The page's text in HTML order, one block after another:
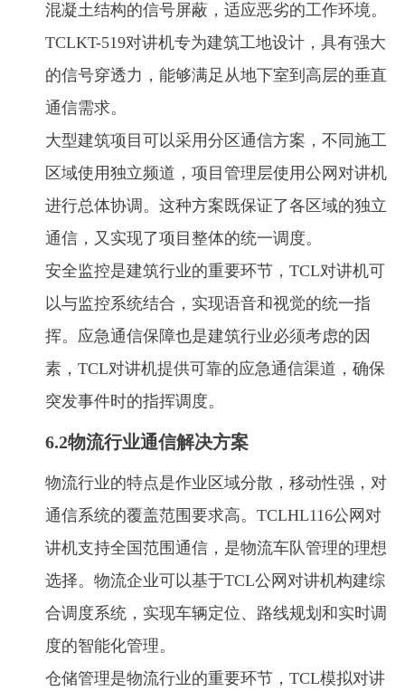
混凝土结构的信号屏蔽，适应恶劣的工作环境。
TCLKT-519对讲机专为建筑工地设计，具有强大
的信号穿透力，能够满足从地下室到高层的垂直
通信需求。
大型建筑项目可以采用分区通信方案，不同施工
区域使用独立频道，项目管理层使用公网对讲机
进行总体协调。这种方案既保证了各区域的独立
通信，又实现了项目整体的统一调度。
安全监控是建筑行业的重要环节，TCL对讲机可
以与监控系统结合，实现语音和视觉的统一指
挥。应急通信保障也是建筑行业必须考虑的因
素，TCL对讲机提供可靠的应急通信渠道，确保
突发事件时的指挥调度。
6.2物流行业通信解决方案
物流行业的特点是作业区域分散，移动性强，对
通信系统的覆盖范围要求高。TCLHL116公网对
讲机支持全国范围通信，是物流车队管理的理想
选择。物流企业可以基于TCL公网对讲机构建综
合调度系统，实现车辆定位、路线规划和实时调
度的智能化管理。
仓储管理是物流行业的重要环节，TCL模拟对讲